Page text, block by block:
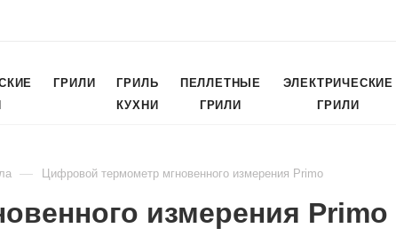
ГРИЛИ
ГРИЛЬ
КУХНИ
ПЕЛЛЕТНЫЕ
ГРИЛИ
ЭЛЕКТРИЧЕСКИЕ
ГРИЛИ
— Цифровой термометр мгновенного измерения Primo
измерения Primo